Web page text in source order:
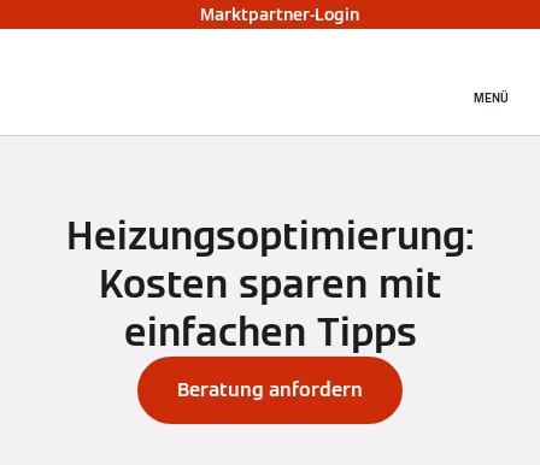
Marktpartner-Login
MENÜ
Heizungsoptimierung:
Kosten sparen mit
einfachen Tipps
Beratung anfordern